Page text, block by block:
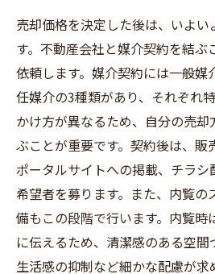
売却価格を決定した後は、いよ
す。不動産会社と媒介契約を結ぶ
依頼します。媒介契約には一般媒
任媒介の3種類があり、それぞれ
かけ方が異なるため、自分の売
ぶことが重要です。契約後は、販
ポータルサイトへの掲載、チラ
希望者を募ります。また、内覧の
備もこの段階で行います。内覧時
に伝えるため、清潔感のある空間
生活感の抑制など細かな配慮が求